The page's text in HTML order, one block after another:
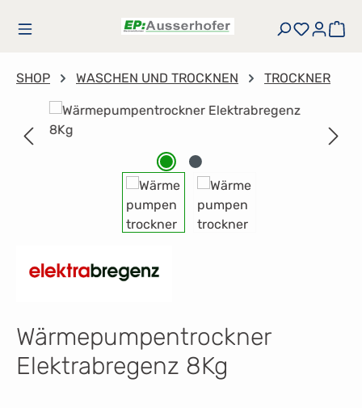
Zum Hauptinhalt springen
Du hast
SHOP WASCHEN UND TROCKNEN TROCKNER
Bildergalerie überspringen
Wärmepumpentrockner
Elektrabregenz 8Kg